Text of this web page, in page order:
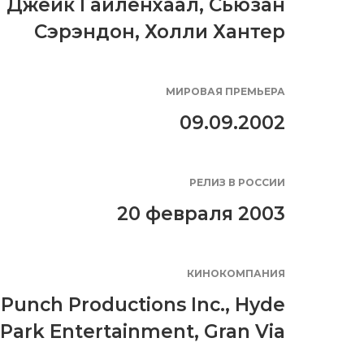
Джейк Гайленхаал, Сьюзан
Сэрэндон, Холли Хантер
МИРОВАЯ ПРЕМЬЕРА
09.09.2002
РЕЛИЗ В РОССИИ
20 февраля 2003
КИНОКОМПАНИЯ
Punch Productions Inc., Hyde
Park Entertainment, Gran Via